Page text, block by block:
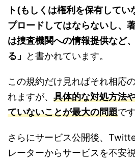
ト(もしくは権利を保有してい
プロードしてはならないし、
は捜査機関への情報提供など
る」
と書かれています。
この規約だけ見ればそれ相応
れますが、 具体的な対処方法
ていないことが最大の問題です
さらにサービス公開後、
レーターからサービスを不安